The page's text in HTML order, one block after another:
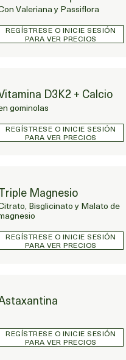
Valeriana y Passiflora
REGÍSTRESE O INICIE SESIÓN
PARA VER PRECIOS
D3K2 + Calcio en gominolas
D3K2 + Calcio
gominolas
REGÍSTRESE O INICIE SESIÓN
PARA VER PRECIOS
Triple MagnesioMagnesio
Bisglicinato y Malato de
REGÍSTRESE O INICIE SESIÓN
PARA VER PRECIOS
REGÍSTRESE O INICIE SESIÓN
PARA VER PRECIOS